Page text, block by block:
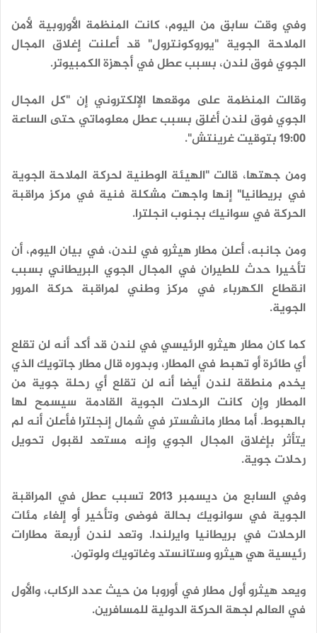
وفي وقت سابق من اليوم، كانت المنظمة الأوروبية لأمن
الملاحة الجوية "يوروكونترول" قد أعلنت إغلاق المجال
الجوي فوق لندن، بسبب عطل في أجهزة الكمبيوتر.
وقالت المنظمة على موقعها الإلكتروني إن "كل المجال
الجوي فوق لندن أغلق بسبب عطل معلوماتي حتى الساعة
19:00 بتوقيت غرينتش".
ومن جهتها، قالت "الهيئة الوطنية لحركة الملاحة الجوية
في بريطانيا" إنها واجهت مشكلة فنية في مركز مراقبة
الحركة في سوانيك بجنوب انجلترا.
ومن جانبه، أعلن مطار هيثرو في لندن، في بيان اليوم، أن
تأخيرا حدث للطيران في المجال الجوي البريطاني بسبب
انقطاع الكهرباء في مركز وطني لمراقبة حركة المرور
الجوية.
كما كان مطار هيثرو الرئيسي في لندن قد أكد أنه لن تقلع
أي طائرة أو تهبط في المطار، وبدوره قال مطار جاتويك الذي
يخدم منطقة لندن أيضا أنه لن تقلع أي رحلة جوية من
المطار وإن كانت الرحلات الجوية القادمة سيسمح لها
بالهبوط. أما مطار مانشستر في شمال إنجلترا فأعلن أنه لم
يتأثر بإغلاق المجال الجوي وإنه مستعد لقبول تحويل
رحلات جوية.
وفي السابع من ديسمبر 2013 تسبب عطل في المراقبة
الجوية في سوانويك بحالة فوضى وتأخير أو إلغاء مئات
الرحلات في بريطانيا وايرلندا. وتعد لندن أربعة مطارات
رئيسية هي هيثرو وستانستد وغاتويك ولوتون.
ويعد هيثرو أول مطار في أوروبا من حيث عدد الركاب، والأول
في العالم لجهة الحركة الدولية للمسافرين.